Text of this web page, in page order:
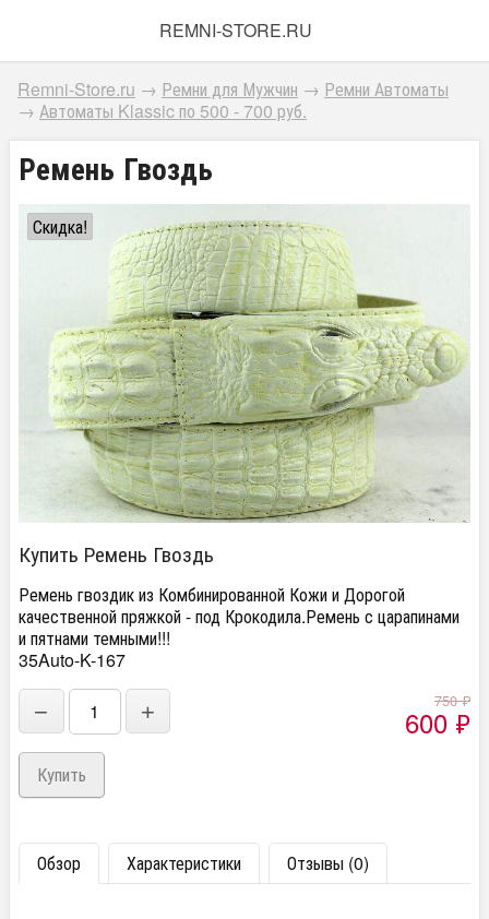
REMNI-STORE.RU
Remni-Store.ru → Ремни для Мужчин → Ремни Автоматы
→ Автоматы Klassic по 500 - 700 руб.
Ремень Гвоздь
Скидка!
Купить Ремень Гвоздь
Ремень гвоздик из Комбинированной Кожи и Дорогой
качественной пряжкой - под Крокодила.Ремень с царапинами
и пятнами темными!!!
35Auto-K-167
− + 750₽
600 ₽
Обзор Характеристики Отзывы (0)